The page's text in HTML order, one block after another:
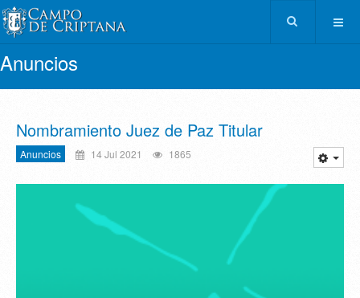
Anuncios
Nombramiento Juez de Paz Titular
Anuncios 14 Jul 2021 1865